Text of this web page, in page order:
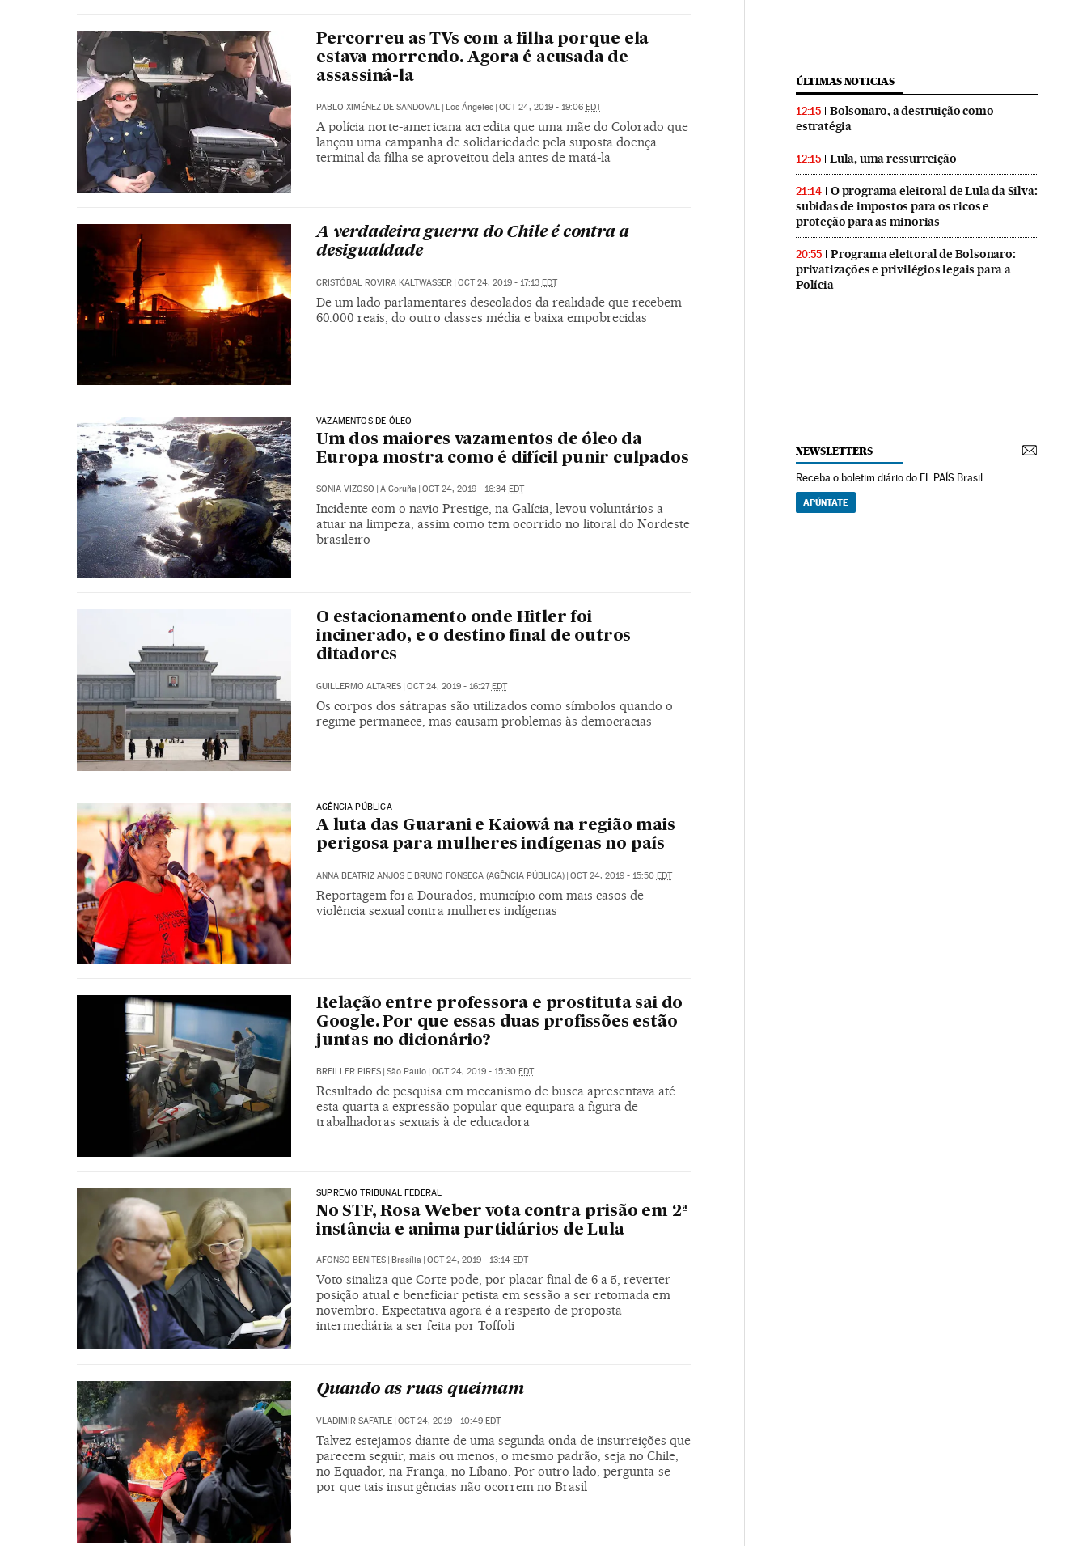
Percorreu as TVs com a filha porque ela
estava morrendo. Agora é acusada de
assassiná-la
PABLO XIMÉNEZ DE SANDOVAL | Los Ángeles | OCT 24, 2019 - 19:06 EDT
A polícia norte-americana acredita que uma mãe do Colorado que
lançou uma campanha de solidariedade pela suposta doença
terminal da filha se aproveitou dela antes de matá-la
A verdadeira guerra do Chile é contra a
desigualdade
CRISTÓBAL ROVIRA KALTWASSER OCT 24, 2019 - 17:13 EDT
De um lado parlamentares descolados da realidade que recebem
60.000 reais, do outro classes média e baixa empobrecidas
VAZAMENTOS DE ÓLEO
Um dos maiores vazamentos de óleo da
Europa mostra como é difícil punir culpados
SONIA VIZOSO | A Coruña | OCT 24, 2019 - 16:34 EDT
Incidente com o navio Prestige, na Galícia, levou voluntários a
atuar na limpeza, assim como tem ocorrido no litoral do Nordeste
brasileiro
O estacionamento onde Hitler foi
incinerado, e o destino final de outros
ditadores
GUILLERMO ALTARES | OCT 24, 2019 - 16:27EDT
Os corpos dos sátrapas são utilizados como símbolos quando o
regime permanece, mas causam problemas às democracias
AGÊNCIA PÚBLICA
A luta das Guarani e Kaiowá na região mais
perigosa para mulheres indígenas no país
ANNA BEATRIZ ANJOS E BRUNO FONSECA (AGÊNCIA PÚBLICA) | OCT 24, 2019 - 15:50 EDT
Reportagem foi a Dourados, município com mais casos de
violência sexual contra mulheres indígenas
Relação entre professora e prostituta sai do
Google. Por que essas duas profissões estão
juntas no dicionário?
BREILLER PIRES | São Paulo | OCT 24, 2019 - 15:30 EDT
Resultado de pesquisa em mecanismo de busca apresentava até
esta quarta a expressão popular que equipara a figura de
trabalhadoras sexuais à de educadora
SUPREMO TRIBUNAL FEDERAL
No STF, Rosa Weber vota contra prisão em 2ª
instância e anima partidários de Lula
AFONSO BENITES | Brasília | OCT 24, 2019 - 13:14 EDT
Voto sinaliza que Corte pode, por placar final de 6 a 5, reverter
posição atual e beneficiar petista em sessão a ser retomada em
novembro. Expectativa agora é a respeito de proposta
intermediária a ser feita por Toffoli
Quando as ruas queimam
VLADIMIR SAFATLE OCT 24, 2019 - 10:49 EDT
Talvez estejamos diante de uma segunda onda de insurreições que
parecem seguir, mais ou menos, o mesmo padrão, seja no Chile,
no Equador, na França, no Líbano. Por outro lado, pergunta-se
por que tais insurgências não ocorrem no Brasil
ÚLTIMAS NOTICIAS
12:15
Bolsonaro, a destruição como
estratégia
12:15 Lula, uma ressurreição
21:14
O programa eleitoral de Lula da Silva:
subidas de impostos para os ricos e
proteção para as minorias
20:55
Programa eleitoral de Bolsonaro:
privatizações e privilégios legais para a
Polícia
NEWSLETTERS
Receba o boletim diário do EL PAÍS Brasil
APÚNTATE